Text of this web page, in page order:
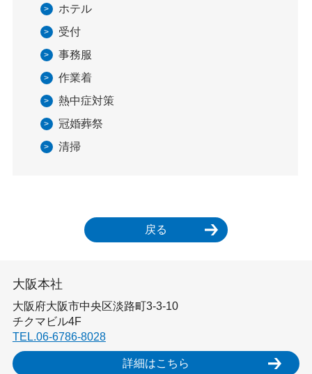
ホテル
受付
事務服
作業着
熱中症対策
冠婚葬祭
清掃
戻る
大阪本社
大阪府大阪市中央区淡路町3-3-10
チクマビル4F
TEL.06-6786-8028
詳細はこちら